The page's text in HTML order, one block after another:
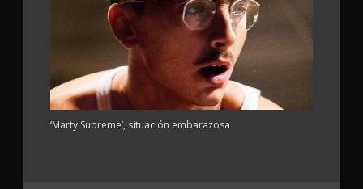
‘Marty Supreme’, situación embarazosa